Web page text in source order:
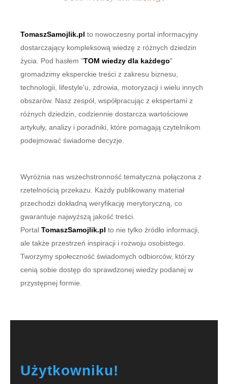
TomaszSamojlik.pl to nowoczesny portal informacyjny
dostarczający kompleksową wiedzę z różnych dziedzin
życia. Pod hasłem "TOM wiedzy dla każdego"
gromadzimy eksperckie treści z zakresu biznesu,
technologii, lifestyle'u, zdrowia, motoryzacji i wielu innych
obszarów. Nasz zespół, współpracując z ekspertami z
różnych dziedzin, codziennie dostarcza wartościowe
artykuły, analizy i poradniki, które pomagają czytelnikom
podejmować świadome decyzje.
Wyróżnia nas wszechstronność tematyczna połączona z
rzetelnością przekazu. Każdy publikowany materiał
przechodzi dokładną weryfikację merytoryczną, co
gwarantuje najwyższą jakość treści.
PortalTomaszSamojlik.pl to nie tylko źródło informacji,
ale także przestrzeń inspiracji i rozwoju osobistego.
Tworzymy społeczność świadomych odbiorców, którzy
cenią sobie dostęp do sprawdzonej wiedzy podanej w
przystępnej formie.
Użytkowniku!